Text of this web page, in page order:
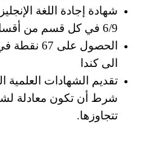
شهادة إجادة اللغة
6/9 في كل قسم من أقسام امتحان اللغة
الحصول
الى كندا
تقديم الشهادات العلمية
شرط أن تكون معادلة
تتجاوزها.